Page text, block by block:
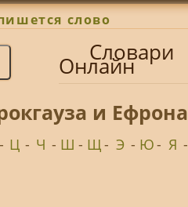
слово
Словари
Онлайн
и Ефрона
- Ц - Ч - Ш - Щ- Э - Ю- Я -